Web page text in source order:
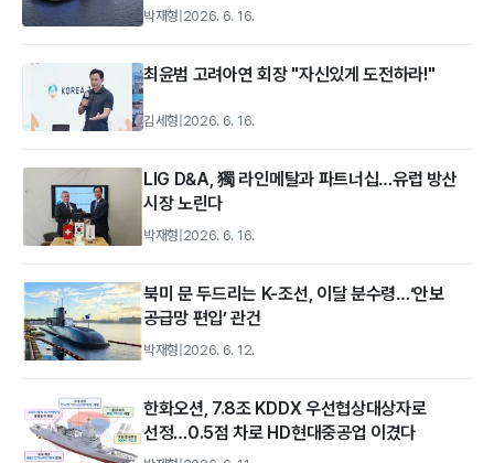
박재형 2026. 6. 16.
최윤범 고려아연 회장 "자신있게 도전하라!"
김세형 2026. 6. 16.
LIG D&A, 獨 라인메탈과 파트너십…유럽 방산
시장 노린다
박재형 2026. 6. 16.
북미 문 두드리는 K-조선, 이달 분수령…‘안보
공급망 편입’ 관건
박재형 2026. 6. 12.
한화오션, 7.8조 KDDX 우선협상대상자로
선정…0.5점 차로 HD현대중공업 이겼다